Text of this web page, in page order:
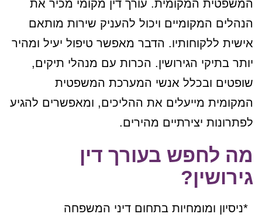
המשפטית המקומית. עורך דין מקומי מכיר את
הנהלים המקומיים ויכול להעניק שירות מותאם
אישית ללקוחותיו. הדבר מאפשר טיפול יעיל ומהיר
יותר בתיקי הגירושין. הכרות עם מנהלי תיקים,
שופטים ובכלל אנשי המערכת המשפטית
המקומית מייעלים את ההליכים, ומאפשרים להגיע
לפתרונות יצירתיים מהירים.
מה לחפש בעורך דין
גירושין?
ניסיון ומומחיות בתחום דיני המשפחה